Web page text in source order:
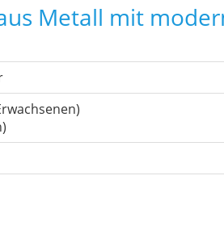
Metall mit